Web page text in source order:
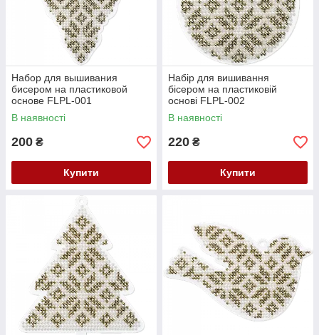
Набор для вышивания
бисером на пластиковой
основе FLPL-001
В наявності
200 ₴
Купити
Набір для вишивання
бісером на пластиковій
основі FLPL-002
В наявності
220 ₴
Купити